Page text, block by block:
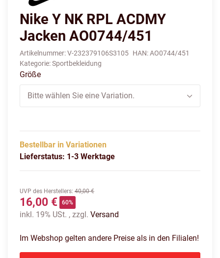
Nike Y NK RPL ACDMY
Jacken AO0744/451
Artikelnummer:V-232379106S3105 HAN:AO0744/451
Kategorie:Sportbekleidung
Größe
Bitte wählen Sie eine Variation.
Bestellbar in Variationen
Lieferstatus: 1-3 Werktage
UVP des Herstellers: 40,00 €
16,00 € 60%
inkl. 19% USt. , zzgl. Versand
Im Webshop gelten andere Preise als in den Filialen!